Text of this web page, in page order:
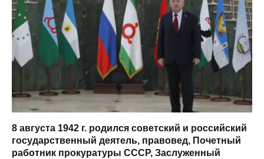
8 августа 1942 г. родился советский и российский
государственный деятель, правовед, Почетный
работник прокуратуры СССР, Заслуженный